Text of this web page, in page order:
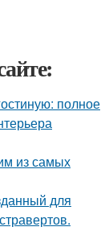
полное
из самых
для